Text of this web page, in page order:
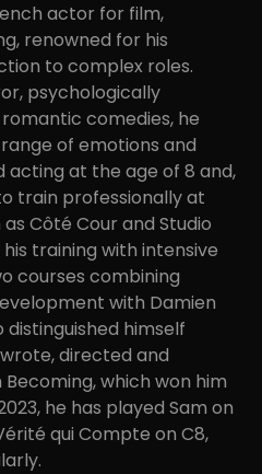
actor for film,
renowned for his
to complex roles.
psychologically
comedies, he
of emotions and
acting at the age of 8 and,
train professionally at
Côté Cour and Studio
training with intensive
courses combining
with Damien
distinguished himself
directed and
which won him
he has played Sam on
qui Compte on C8,